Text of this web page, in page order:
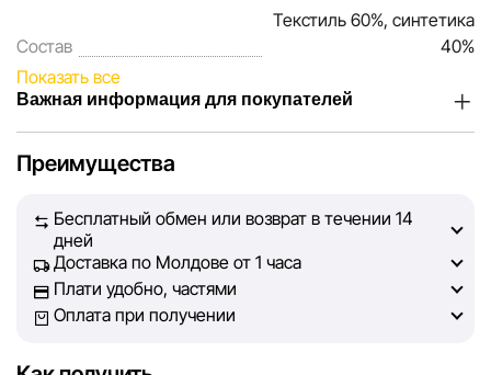
Состав
Текстиль 60%, синтетика
40%
Показать все
Важная информация для покупателей
наших покупателей. Каждый день мы работаем над тем,
на сайте, была максимально полной, объективной и
актуальной. Наша цель — обеспечить вас достоверной
информацией, чтобы вы смогли принять лучшее
решение о покупке.
Преимущества
Бесплатный обмен или возврат в течении 14
дней
Доставка по Молдове от 1 часа
Плати удобно, частями
Оплата при получении